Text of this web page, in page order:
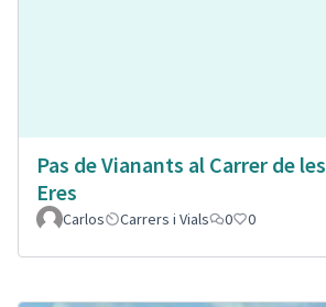
Pas de Vianants al Carrer de les
Eres
Carlos Carrers i Vials 0 0